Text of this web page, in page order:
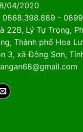
04/2020
0868.398.889 -
22B, Lý Tự Trọng,
Thành phố Hoa
3, xã Đông Sơn,